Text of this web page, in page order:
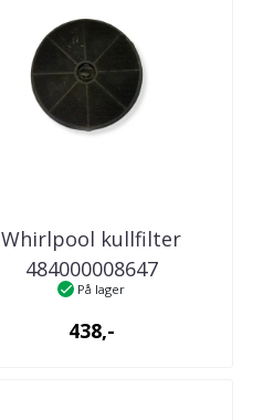
Whirlpool kullfilter
484000008647
kjøkkenventilator
På lager
438,-